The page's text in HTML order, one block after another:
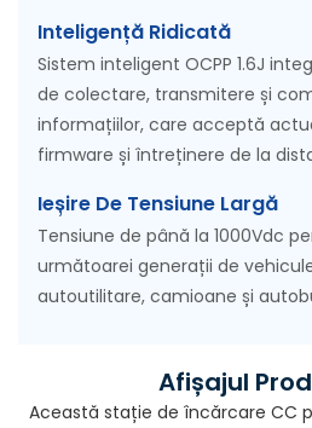
Inteligență Ridicată
Sistem inteligent OCPP 1.6J
de colectare, transmitere și
informațiilor, care acceptă
firmware și întreținere de la
Ieșire De Tensiune Largă
Tensiune de până la 1000Vdc
următoarei generații de
autoutilitare, camioane și
Afișajul
Această stație de încărcare CC